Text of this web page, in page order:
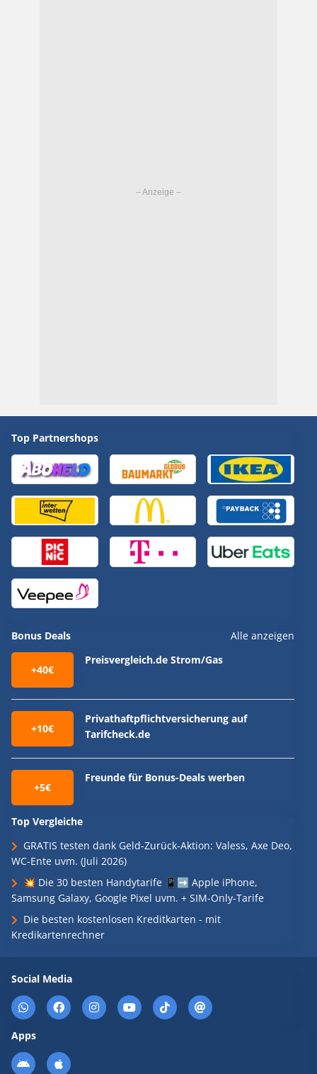
Top Partnershops
Bonus Deals Alle anzeigen
+40€
Preisvergleich.de Strom/Gas
+10€
Privathaftpflichtversicherung auf
Tarifcheck.de
+5€
Freunde für Bonus-Deals werben
Top Vergleiche
GRATIS testen dank Geld-Zurück-Aktion: Valess, Axe Deo,
WC-Ente uvm. (Juli 2026)
💥 Die 30 besten Handytarife 📱➡️ Apple iPhone,
Samsung Galaxy, Google Pixel uvm. + SIM-Only-Tarife
Die besten kostenlosen Kreditkarten - mit
Kredikartenrechner
Social Media
Apps